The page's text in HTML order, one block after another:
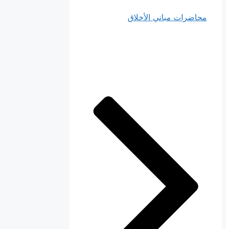
محاضرات مباني الأخلاق